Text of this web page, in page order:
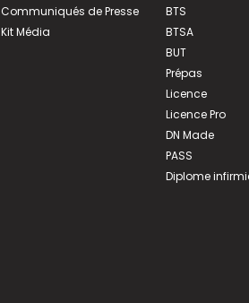
Communiqués de Presse
Kit Média
BTS
BTSA
BUT
Prépas
Licence
Licence Pro
DN Made
PASS
Diplome